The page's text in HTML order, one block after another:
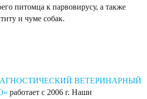
питомца к парвовирусу, а также
и чуме собак.
ВЕТЕРИНАРНЫЙ
работает с 2006 г. Наши